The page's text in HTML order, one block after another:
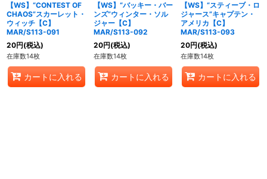
【WS】“CONTEST OF
CHAOS”スカーレット・
ウィッチ【C】
MAR/S113-091
20円(税込)
在庫数14枚
カートに入れる
【WS】“バッキー・バー
ンズ”ウィンター・ソル
ジャー【C】
MAR/S113-092
20円(税込)
在庫数14枚
カートに入れる
【WS】“スティーブ・ロ
ジャース”キャプテン・
アメリカ【C】
MAR/S113-093
20円(税込)
在庫数14枚
カートに入れる